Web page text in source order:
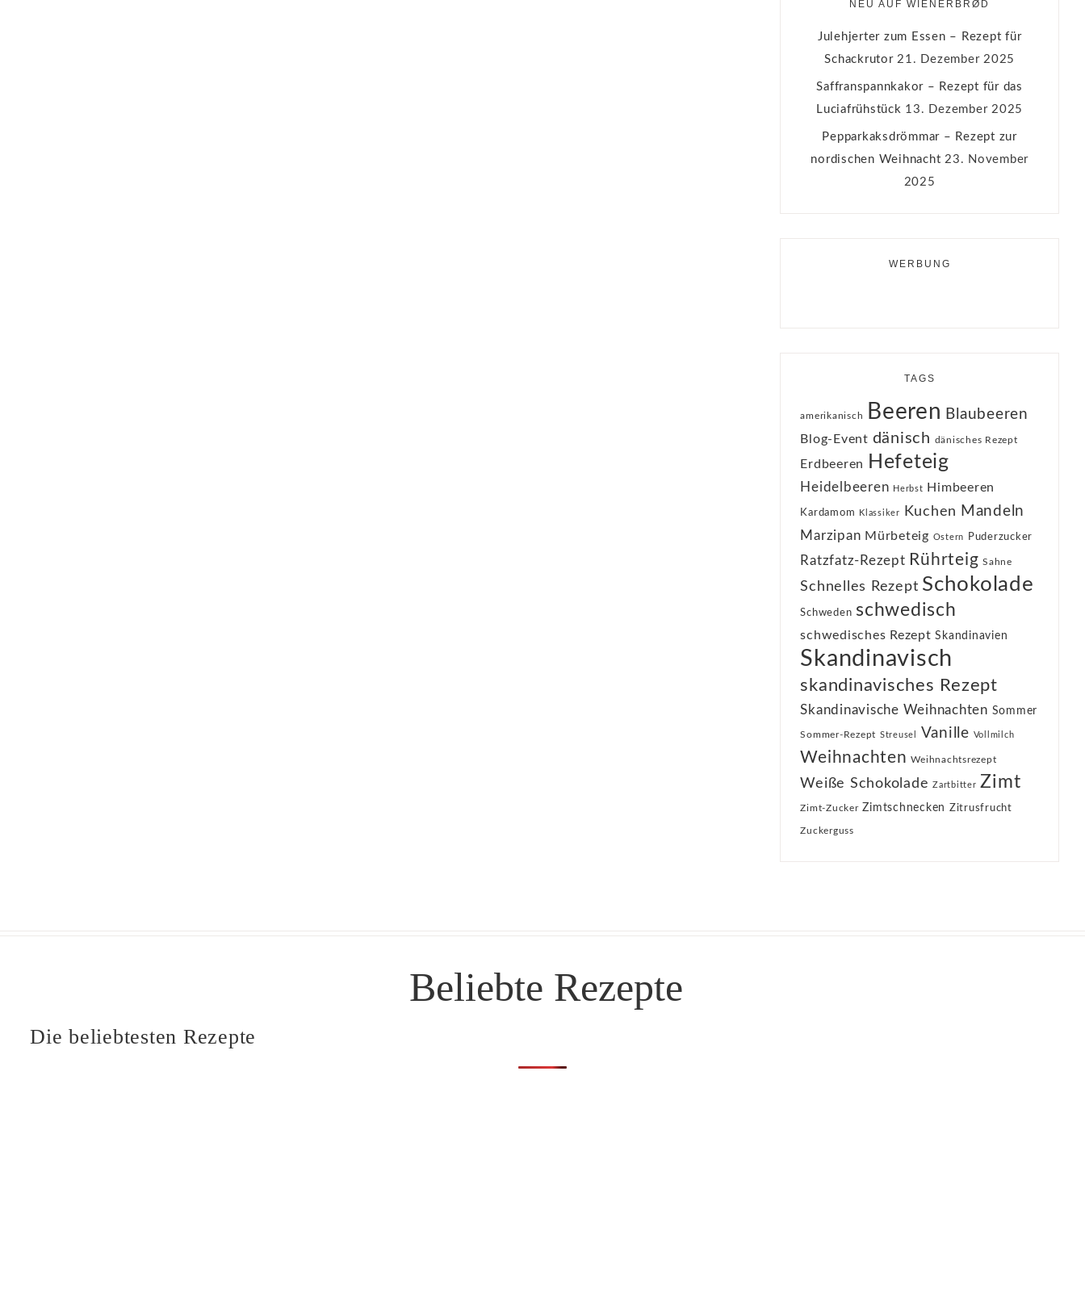
NEU AUF WIENERBRØD
Julehjerter zum Essen – Rezept für
Schackrutor 21. Dezember 2025
Saffranspannkakor – Rezept für das
Luciafrühstück 13. Dezember 2025
Pepparkaksdrömmar – Rezept zur
nordischen Weihnacht 23. November
2025
WERBUNG
TAGS
amerikanisch Beeren Blaubeeren
Blog-Event dänisch dänisches Rezept
Erdbeeren Hefeteig
Heidelbeeren Herbst Himbeeren
Kardamom Klassiker Kuchen Mandeln
Marzipan Mürbeteig Ostern Puderzucker
Ratzfatz-Rezept Rührteig Sahne
Schnelles Rezept Schokolade
Schweden schwedisch
schwedisches Rezept Skandinavien
Skandinavisch
skandinavisches Rezept
Skandinavische Weihnachten Sommer
Sommer-Rezept Streusel Vanille Vollmilch
Weihnachten Weihnachtsrezept
Weiße Schokolade Zartbitter Zimt
Zimt-Zucker Zimtschnecken Zitrusfrucht
Zuckerguss
Beliebte Rezepte
Die beliebtesten Rezepte